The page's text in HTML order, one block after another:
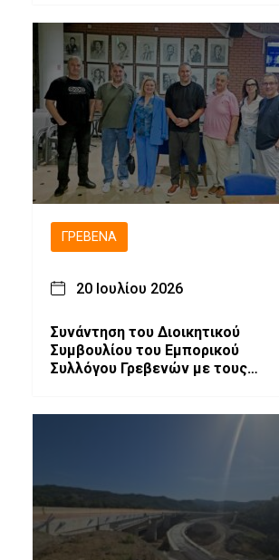
ΓΡΕΒΕΝΆ
20 Ιουλίου 2026
Συνάντηση του Διοικητικού
Συμβουλίου του Εμπορικού
Συλλόγου Γρεβενών με τους